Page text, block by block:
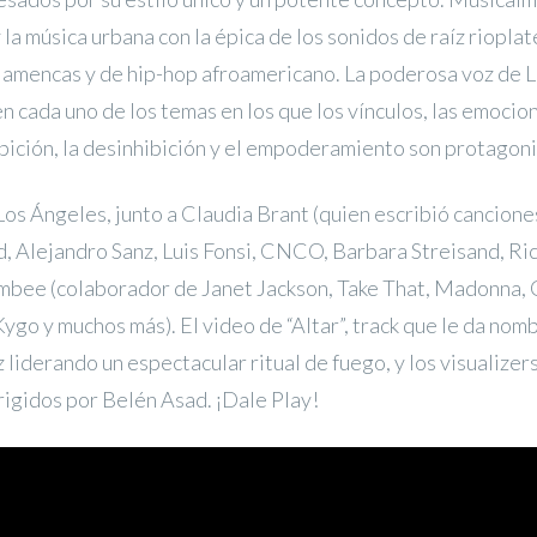
música urbana con la épica de los sonidos de raíz
y de hip-hop afroamericano. La poderosa voz de
uno de los temas en los que los vínculos, las
la desinhibición y el empoderamiento son
Ángeles, junto a Claudia Brant (quien escribió
Alejandro Sanz, Luis Fonsi, CNCO, Barbara Streisand,
(colaborador de Janet Jackson, Take That, Madonna,
y muchos más). El video de “Altar”, track que le da
liderando un espectacular ritual de fuego, y los
por Belén Asad. ¡Dale Play!